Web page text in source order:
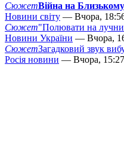
СюжетВійна на
Новини світу — Вчора,
Сюжет"Полювати на
Новини України — Вчора,
СюжетЗагадковий звук
Росія новини — Вчора, 15:27